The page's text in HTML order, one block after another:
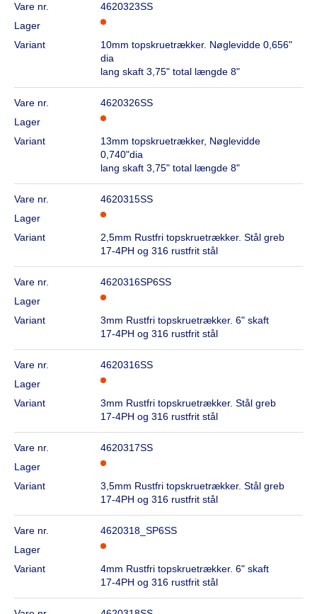
Vare nr.
4620323SS
Lager
Variant
10mm topskruetrækker. Nøglevidde 0,656"
dia
lang skaft 3,75" total længde 8"
Vare nr.
4620326SS
Lager
Variant
13mm topskruetrækker, Nøglevidde
0,740"dia
lang skaft 3,75" total længde 8"
Vare nr.
4620315SS
Lager
Variant
2,5mm Rustfri topskruetrækker. Stål greb
17-4PH og 316 rustfrit stål
Vare nr.
4620316SP6SS
Lager
Variant
3mm Rustfri topskruetrækker. 6" skaft
17-4PH og 316 rustfrit stål
Vare nr.
4620316SS
Lager
Variant
3mm Rustfri topskruetrækker. Stål greb
17-4PH og 316 rustfrit stål
Vare nr.
4620317SS
Lager
Variant
3,5mm Rustfri topskruetrækker. Stål greb
17-4PH og 316 rustfrit stål
Vare nr.
4620318_SP6SS
Lager
Variant
4mm Rustfri topskruetrækker. 6" skaft
17-4PH og 316 rustfrit stål